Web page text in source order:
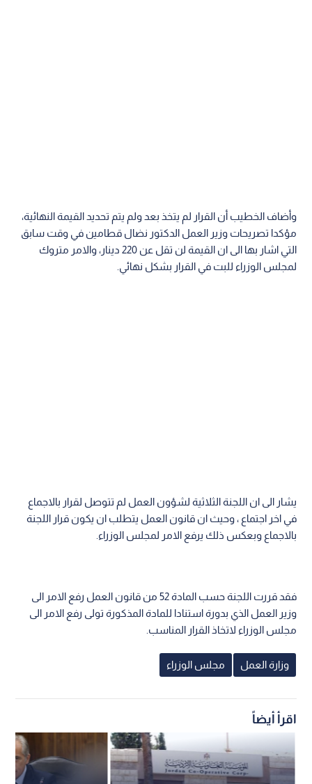
وأضاف الخطيب أن القرار لم يتخذ بعد ولم يتم تحديد القيمة النهائية،
مؤكدا تصريحات وزير العمل الدكتور نضال قطامين في وقت سابق
التي اشار بها الى ان القيمة لن تقل عن 220 دينار، والامر متروك
لمجلس الوزراء للبت في القرار بشكل نهائي.
يشار الى ان اللجنة الثلاثية لشؤون العمل لم تتوصل لقرار بالاجماع
في اخر اجتماع ، وحيث ان قانون العمل يتطلب ان يكون قرار اللجنة
بالاجماع وبعكس ذلك يرفع الامر لمجلس الوزراء.
فقد قررت اللجنة حسب المادة 52 من قانون العمل رفع الامر الى
وزير العمل الذي بدورة استنادا للمادة المذكورة تولى رفع الامر الى
مجلس الوزراء لاتخاذ القرار المناسب.
وزارة العمل مجلس الوزراء
اقرأ أيضاً